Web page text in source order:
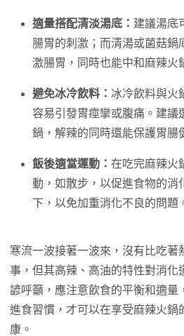
適量搭配清淡湯底： 建議湯底
腸胃的刺激；而清湯或菌菇鍋
激腸胃，同時也能中和麻辣火
避免冰冷飲料： 冰冷飲料與火
容易引發胃痙攣或腹痛。建議
鍋，解辣的同時還能保護胃腸
飯後適當運動： 在吃完麻辣火
動，如散步，以促進食物的消
下，以免加重消化不良的問題
寒流一波接著一波來，沒有比吃著
事，但其高辣、高油的特性對消化
諺呼籲，應注意飲食的平衡和適量
進食習慣，才可以在享受麻辣火鍋
康。